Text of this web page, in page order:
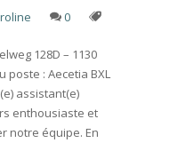
0
128D – 1130
poste : Aecetia BXL
assistant(e)
enthousiaste et
notre équipe. En